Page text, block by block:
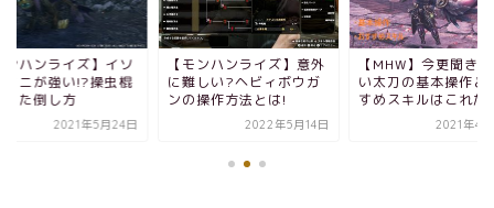
ンハンライズ】意外
しい?ヘビィボウガ
作方法とは!
2022年5月14日
【MHW】今更聞きづら
い太刀の基本操作とおす
すめスキルはこれだ！
2021年4月23日
【モンハンライズ】
ネミクニが強い!?操
を使った倒し方
2021年5